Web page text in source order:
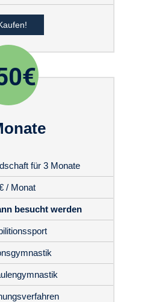
für 3 Monate
/ Monat
besucht werden